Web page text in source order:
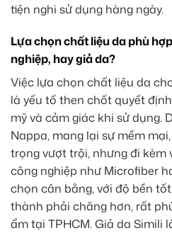
tiện nghi sử dụng hàng ngày.
Lựa chọn chất liệu da phù
nghiệp, hay giả da?
Việc lựa chọn chất liệu da
là yếu tố then chốt quyết
mỹ và cảm giác khi sử dụng.
Nappa, mang lại sự mềm
trọng vượt trội, nhưng đi kèm
công nghiệp như Microfiber
chọn cân bằng, với độ bền
thành phải chăng hơn, rất
ẩm tại TPHCM. Giả da Simili